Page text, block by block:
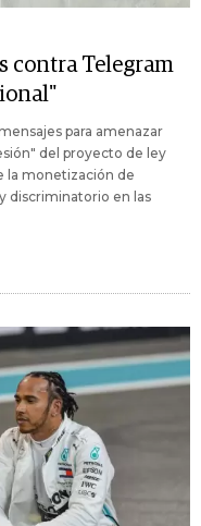
contra Telegram
para amenazar
del proyecto de ley
la monetización de
discriminatorio en las